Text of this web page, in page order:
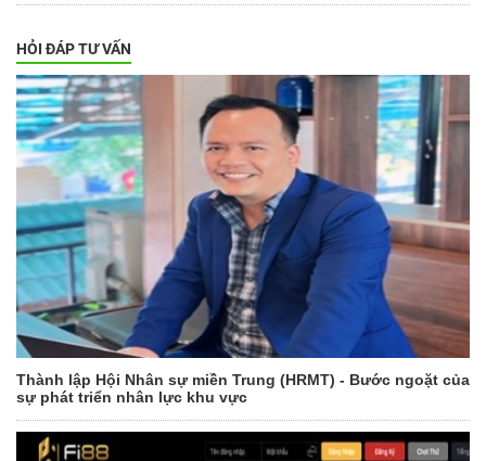
HỎI ĐÁP TƯ VẤN
Thành lập Hội Nhân sự miền Trung (HRMT) - Bước ngoặt của
sự phát triển nhân lực khu vực